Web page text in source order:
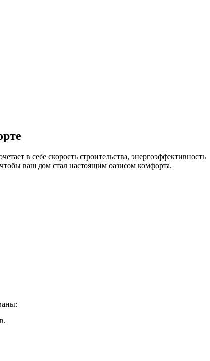
в себе скорость строительства, энергоэффективность
ваш дом стал настоящим оазисом комфорта.